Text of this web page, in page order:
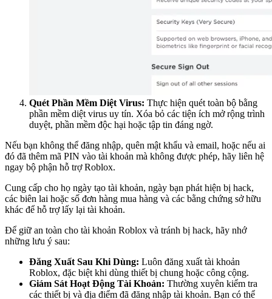
Quét Phần Mềm Diệt Virus: Thực hiện quét toàn bộ bằng
phần mềm diệt virus uy tín. Xóa bỏ các tiện ích mở rộng trình
duyệt, phần mềm độc hại hoặc tập tin đáng ngờ.
Nếu bạn không thể đăng nhập, quên mật khẩu và email, hoặc nếu ai
đó đã thêm mã PIN vào tài khoản mà không được phép, hãy liên hệ
ngay bộ phận hỗ trợ Roblox.
Cung cấp cho họ ngày tạo tài khoản, ngày bạn phát hiện bị hack,
các biên lai hoặc số đơn hàng mua hàng và các bằng chứng sở hữu
khác để hỗ trợ lấy lại tài khoản.
Để giữ an toàn cho tài khoản Roblox và tránh bị hack, hãy nhớ
những lưu ý sau:
Đăng Xuất Sau Khi Dùng: Luôn đăng xuất tài khoản
Roblox, đặc biệt khi dùng thiết bị chung hoặc công cộng.
Giám Sát Hoạt Động Tài Khoản: Thường xuyên kiểm tra
các thiết bị và địa điểm đã đăng nhập tài khoản. Bạn có thể